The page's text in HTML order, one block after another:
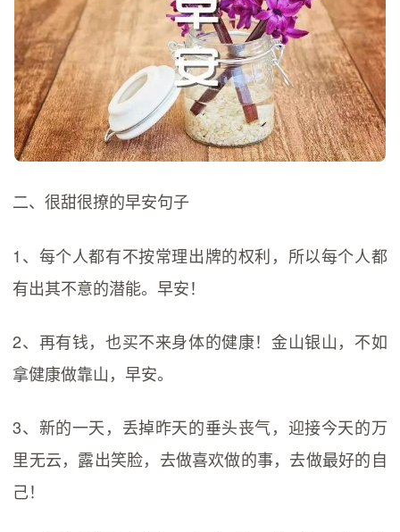
二、很甜很撩的早安句子
1、每个人都有不按常理出牌的权利，所以每个人都
有出其不意的潜能。早安！
2、再有钱，也买不来身体的健康！金山银山，不如
拿健康做靠山，早安。
3、新的一天，丢掉昨天的垂头丧气，迎接今天的万
里无云，露出笑脸，去做喜欢做的事，去做最好的自
己！